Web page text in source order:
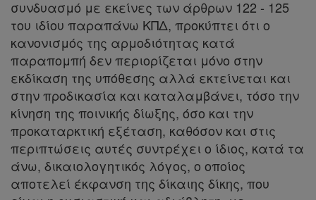
Ενεργοί
συνδρομητές
Τα
αγαπημένα
μου
συνδυασμό με εκείνες των άρθρων 122 - 125
του ιδίου παραπάνω ΚΠΔ, προκύπτει ότι ο
κανονισμός της αρμοδιότητας κατά
παραπομπή δεν περιορίζεται μόνο στην
εκδίκαση της υπόθεσης αλλά εκτείνεται και
στην προδικασία και καταλαμβάνει, τόσο την
κίνηση της ποινικής δίωξης, όσο και την
προκαταρκτική εξέταση, καθόσον και στις
περιπτώσεις αυτές συντρέχει ο ίδιος, κατά τα
άνω, δικαιολογητικός λόγος, ο οποίος
αποτελεί έκφανση της δίκαιης δίκης, που